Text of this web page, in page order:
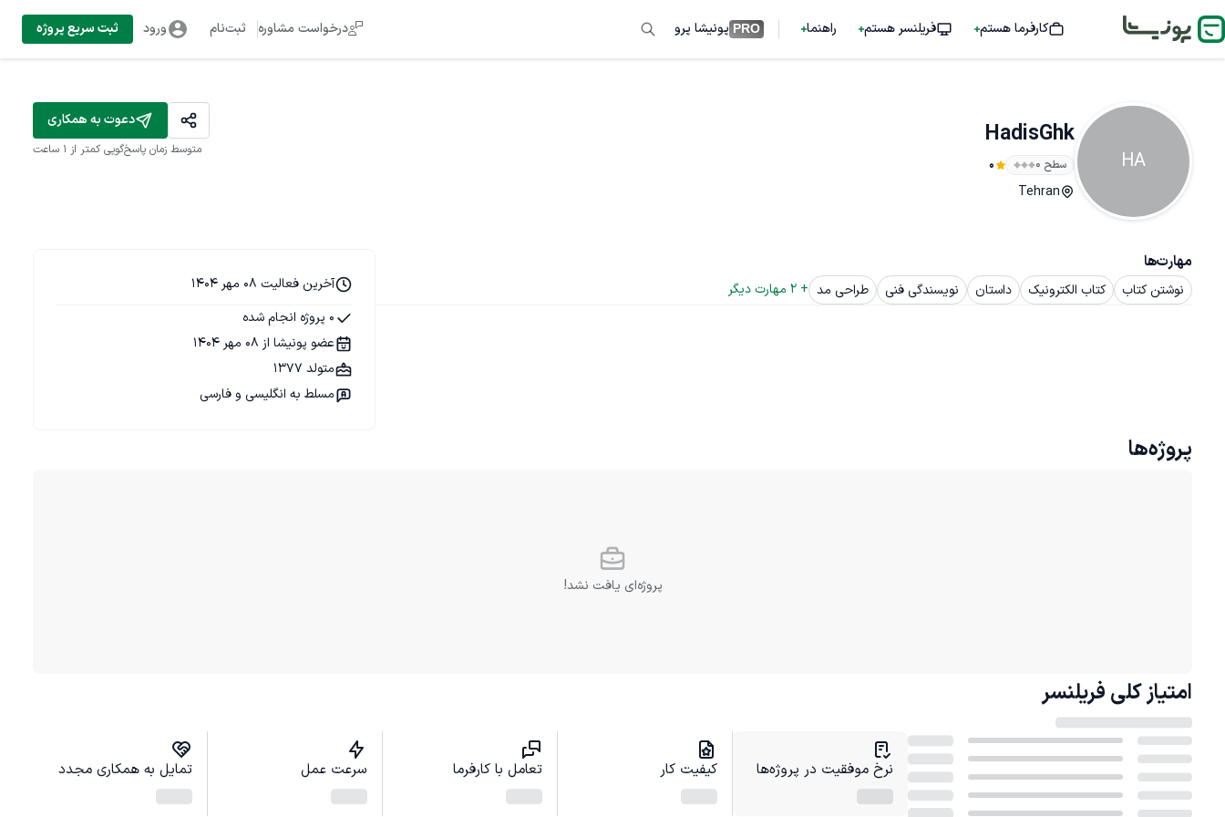
کارفرما هستم فریلنسر هستم راهنما PRO پونیشا پرو درخواست مشاوره ثبت‌نام ورود ثبت سریع پروژه
HA
HadisGhk
سطح ۰ 0
Tehran
دعوت به همکاری
متوسط زمان پاسخ‌گویی کمتر از 1 ساعت
مهارت‌ها
نوشتن کتاب کتاب الکترونیک داستان نویسندگی فنی طراحی مد +
2 مهارت دیگر
آخرین فعالیت 08 مهر 1404
0 پروژه انجام شده
عضو پونیشا از 08 مهر 1404
متولد 1377
مسلط به انگلیسی و فارسی
پروژه‌ها
پروژه‌ای یافت نشد!
امتیاز کلی فریلنسر
نرخ موفقیت در پروژه‌ها کیفیت کار تعامل با کارفرما سرعت عمل تمایل به همکاری مجدد